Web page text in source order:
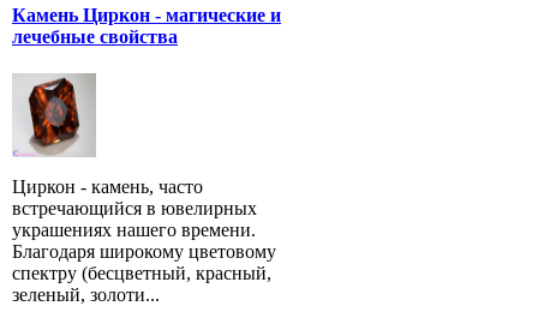
Камень Циркон - магические и
лечебные свойства
Циркон - камень, часто
встречающийся в ювелирных
украшениях нашего времени.
Благодаря широкому цветовому
спектру (бесцветный, красный,
зеленый, золоти...